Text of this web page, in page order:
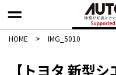
HOME > IMG_5010
【トヨタ 新型